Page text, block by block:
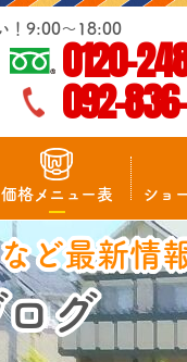
！9:00～18:00
0120-
092-
価格メニュー表 ショ
ど最新情
グ